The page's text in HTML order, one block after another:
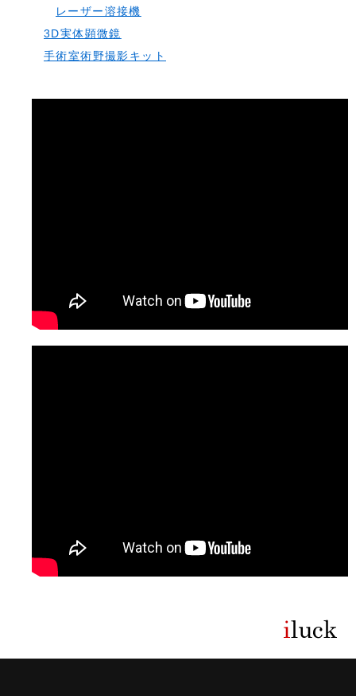
レーザー溶接機
3D実体顕微鏡
手術室術野撮影キット